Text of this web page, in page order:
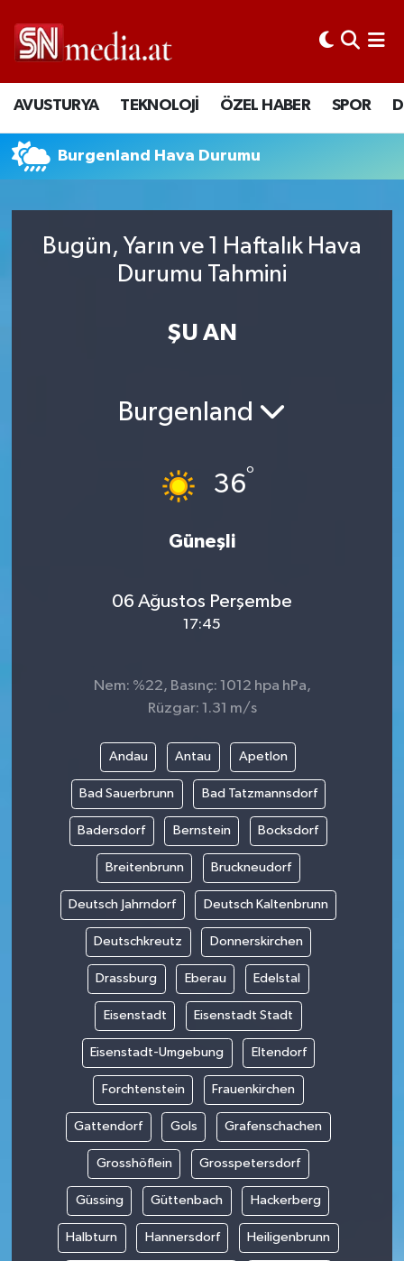
AVUSTURYA TEKNOLOJİ ÖZEL HABER SPOR
Burgenland Hava Durumu
Bugün, Yarın ve 1 Haftalık Hava
Durumu Tahmini
ŞU AN
Burgenland
36°
Güneşli
06 Ağustos Perşembe
17:45
Nem: %22, Basınç: 1012 hpa hPa,
Rüzgar: 1.31 m/s
Andau Antau Apetlon
Bad Sauerbrunn Bad Tatzmannsdorf
Badersdorf Bernstein Bocksdorf
Breitenbrunn Bruckneudorf
Deutsch Jahrndorf Deutsch Kaltenbrunn
Deutschkreutz Donnerskirchen
Drassburg Eberau Edelstal
Eisenstadt Eisenstadt Stadt
Eisenstadt-Umgebung Eltendorf
Forchtenstein Frauenkirchen
Gattendorf Gols Grafenschachen
Grosshöflein Grosspetersdorf
Güssing Güttenbach Hackerberg
Halbturn Hannersdorf Heiligenbrunn